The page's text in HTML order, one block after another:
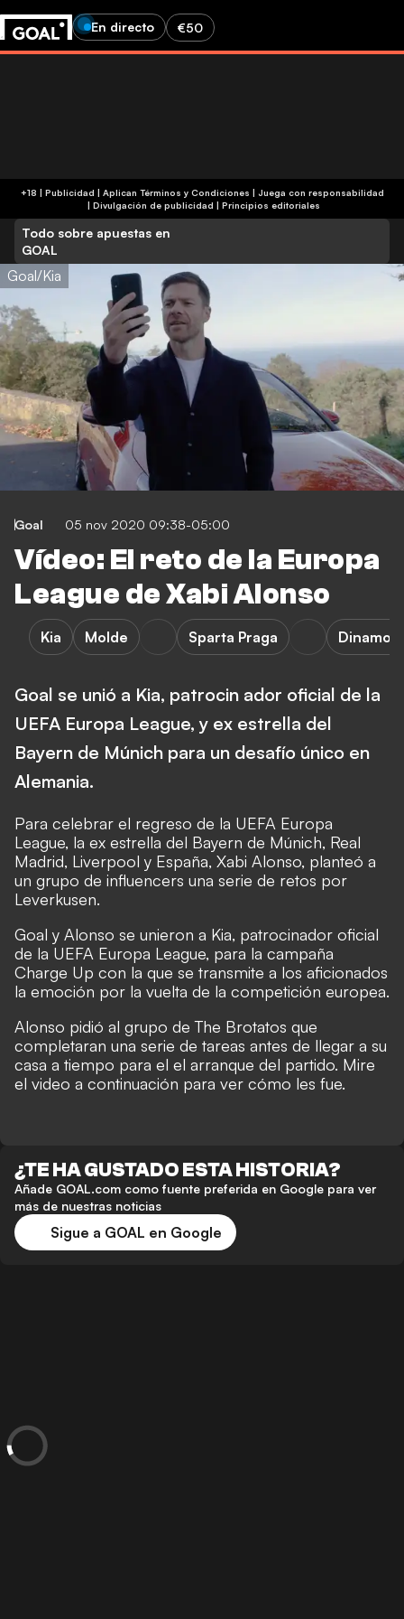
En directo €50
+18 | Publicidad | Aplican Términos y Condiciones | Juega con responsabilidad
| Divulgación de publicidad | Principios editoriales
Todo sobre apuestas en
GOAL
Goal/Kia
Goal 05 nov 2020 09:38-05:00
Vídeo: El reto de la Europa
League de Xabi Alonso
Kia Molde Sparta Praga Dinamo
Goal se unió a Kia, patrocin ador oficial de la
UEFA Europa League, y ex estrella del
Bayern de Múnich para un desafío único en
Alemania.
Para celebrar el regreso de la UEFA Europa
League, la ex estrella del Bayern de Múnich, Real
Madrid, Liverpool y España, Xabi Alonso, planteó a
un grupo de influencers una serie de retos por
Leverkusen.
Goal y Alonso se unieron a Kia, patrocinador oficial
de la UEFA Europa League, para la campaña
Charge Up con la que se transmite a los aficionados
la emoción por la vuelta de la competición europea.
Alonso pidió al grupo de The Brotatos que
completaran una serie de tareas antes de llegar a su
casa a tiempo para el el arranque del partido. Mire
el video a continuación para ver cómo les fue.
¿TE HA GUSTADO ESTA HISTORIA?
Añade GOAL.com como fuente preferida en Google para ver
más de nuestras noticias
Sigue a GOAL en Google